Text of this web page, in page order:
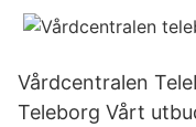
Vårdcentralen
Teleborg Vårt